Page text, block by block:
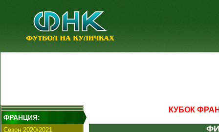
ФРАНЦИЯ:
Сезон 2020/2021
КУБОК